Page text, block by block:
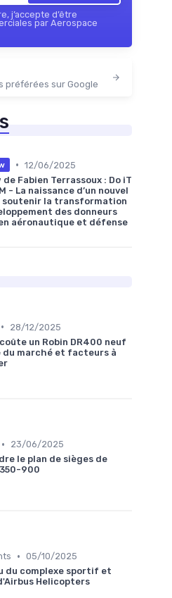
j’accepte d’être
par Aerospace
préférées sur Google
• 12/06/2025
Fabien Terrassoux : Do iT
- La naissance d’un nouvel
soutenir la transformation
des donneurs
aéronautique et défense
•
28/12/2025
un Robin DR400 neuf
du marché et facteurs à
•
23/06/2025
le plan de sièges de
900
• 05/10/2025
du complexe sportif et
Helicopters